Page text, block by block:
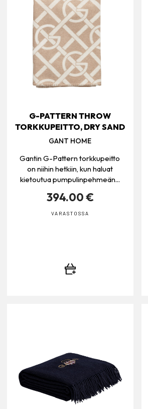
G-PATTERN THROW
TORKKUPEITTO, DRY SAND
GANT HOME
Gantin G-Pattern torkkupeitto
on niihin hetkiin, kun haluat
kietoutua pumpulinpehmeän...
394.00 €
VARASTOSSA